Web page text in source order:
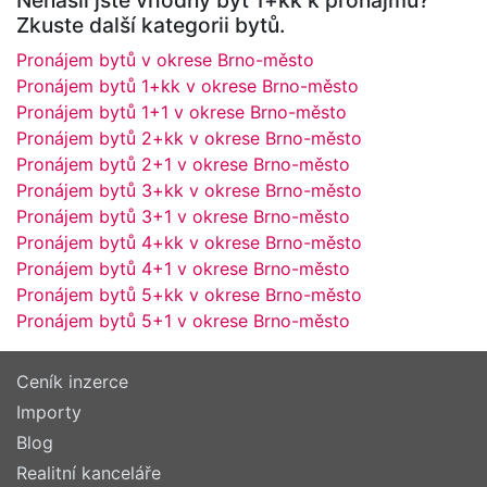
Zkuste další kategorii bytů.
Pronájem bytů v okrese Brno-město
Pronájem bytů 1+kk v okrese Brno-město
Pronájem bytů 1+1 v okrese Brno-město
Pronájem bytů 2+kk v okrese Brno-město
Pronájem bytů 2+1 v okrese Brno-město
Pronájem bytů 3+kk v okrese Brno-město
Pronájem bytů 3+1 v okrese Brno-město
Pronájem bytů 4+kk v okrese Brno-město
Pronájem bytů 4+1 v okrese Brno-město
Pronájem bytů 5+kk v okrese Brno-město
Pronájem bytů 5+1 v okrese Brno-město
Ceník inzerce
Importy
Blog
Realitní kanceláře